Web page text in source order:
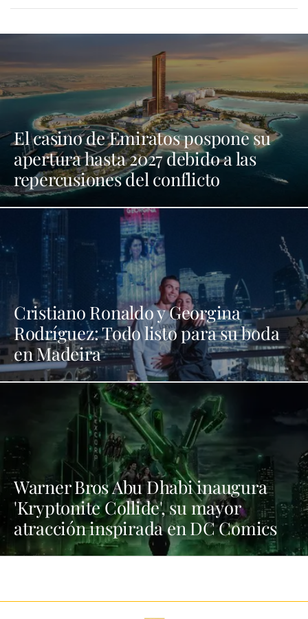
El casino de Emiratos pospone su
apertura hasta 2027 debido a las
repercusiones del conflicto
Cristiano Ronaldo y Georgina
Rodríguez: Todo listo para su boda
en Madeira
Warner Bros Abu Dhabi inaugura
'Kryptonite Collide', su mayor
atracción inspirada en DC Comics